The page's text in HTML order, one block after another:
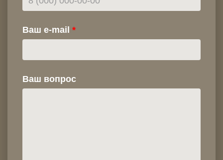
Ваш e-mail
Ваш вопрос